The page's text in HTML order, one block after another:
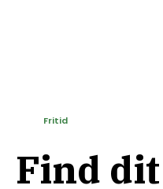
Find dit
Fritid